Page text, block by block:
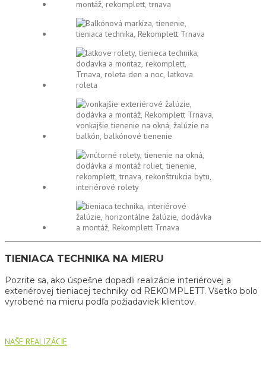
TIENIACA TECHNIKA NA MIERU
Pozrite sa, ako úspešne dopadli realizácie interiérovej a
exteriérovej tieniacej techniky od REKOMPLETT. Všetko bolo
vyrobené na mieru podľa požiadaviek klientov.
NAŠE REALIZÁCIE